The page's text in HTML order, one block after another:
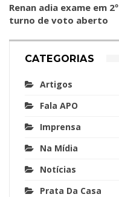
Renan adia exame em 2º
turno de voto aberto
CATEGORIAS
Artigos
Fala APO
Imprensa
Na Mídia
Notícias
Prata Da Casa